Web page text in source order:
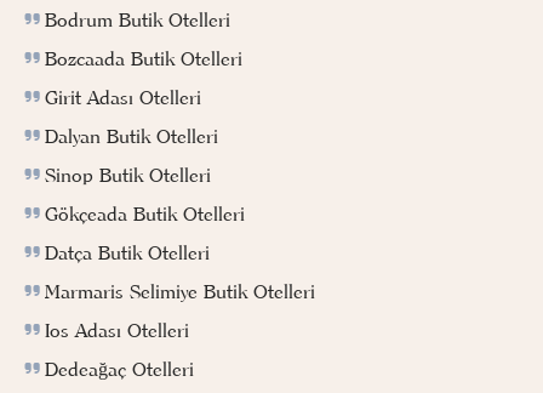
Bodrum Butik Otelleri
Bozcaada Butik Otelleri
Girit Adası Otelleri
Dalyan Butik Otelleri
Sinop Butik Otelleri
Gökçeada Butik Otelleri
Datça Butik Otelleri
Marmaris Selimiye Butik Otelleri
Ios Adası Otelleri
Dedeağaç Otelleri